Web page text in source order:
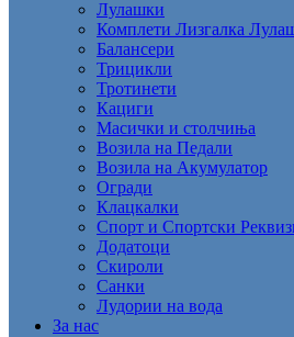
Лулашки
Комплети Лизгалка
Балансери
Трицикли
Тротинети
Кациги
Mасички и столчиња
Возила на Педали
Возила на Акумулатор
Огради
Клацкалки
Спорт и Спортски
Додатоци
Скироли
Санки
Лудории на вода
За нас